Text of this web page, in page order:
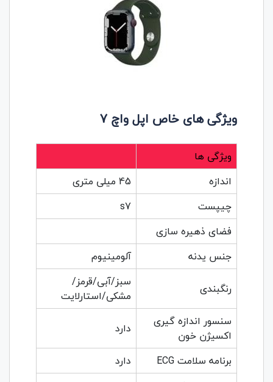
ویژگی‌ های خاص اپل واچ 7
ویژگی ها
اندازه
45 میلی متری
چیپست
s7
فضای ذهیره سازی
جنس یدنه
آلومینیوم
رنگبندی
سبز/آبی/قرمز/
مشکی/استارلایت
سنسور اندازه گیری
اکسیژن خون
دارد
برنامه سلامت ECG
دارد